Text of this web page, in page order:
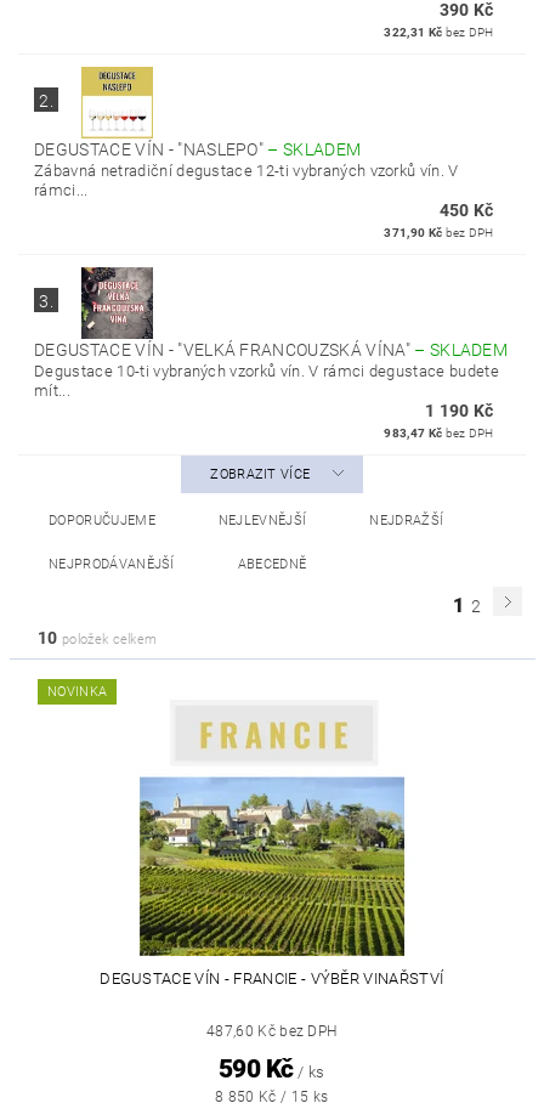
390 Kč
322,31 Kč bez DPH
2.
DEGUSTACE VÍN - "NASLEPO" –SKLADEM
Zábavná netradiční degustace 12-ti vybraných vzorků vín. V
rámci...
450 Kč
371,90 Kč bez DPH
3.
DEGUSTACE VÍN - "VELKÁ FRANCOUZSKÁ VÍNA" – SKLADEM
Degustace 10-ti vybraných vzorků vín. V rámci degustace budete
mít...
1 190 Kč
983,47 Kč bez DPH
ZOBRAZIT VÍCE
DOPORUČUJEME NEJLEVNĚJŠÍ NEJDRAŽŠÍ
NEJPRODÁVANĚJŠÍ ABECEDNĚ
1 2
10 položek celkem
NOVINKA
DEGUSTACE VÍN - FRANCIE - VÝBĚR VINAŘSTVÍ
487,60 Kč bez DPH
590 Kč / ks
8 850 Kč / 15 ks